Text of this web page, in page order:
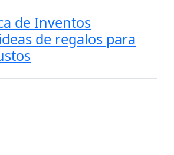
de Inventos
de regalos para